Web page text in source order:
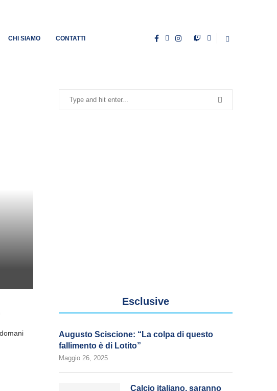
CHI SIAMO CONTATTI
, domani
Esclusive
Augusto Sciscione: “La colpa di questo
fallimento è di Lotito”
Maggio 26, 2025
Calcio italiano, saranno